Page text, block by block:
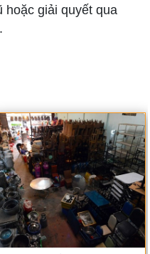
hoặc giải quyết qua